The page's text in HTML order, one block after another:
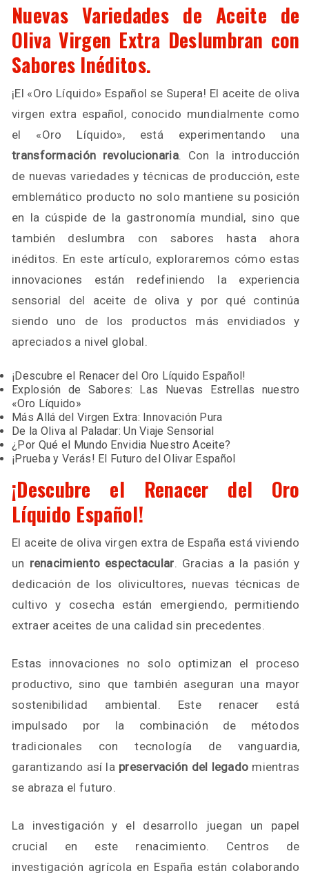
Nuevas Variedades de Aceite de
Oliva Virgen Extra Deslumbran con
Sabores Inéditos.
¡El «Oro Líquido» Español se Supera! El aceite de oliva
virgen extra español, conocido mundialmente como
el «Oro Líquido», está experimentando una
transformación revolucionaria. Con la introducción
de nuevas variedades y técnicas de producción, este
emblemático producto no solo mantiene su posición
en la cúspide de la gastronomía mundial, sino que
también deslumbra con sabores hasta ahora
inéditos. En este artículo, exploraremos cómo estas
innovaciones están redefiniendo la experiencia
sensorial del aceite de oliva y por qué continúa
siendo uno de los productos más envidiados y
apreciados a nivel global.
¡Descubre el Renacer del Oro Líquido Español!
Explosión de Sabores: Las Nuevas Estrellas nuestro
«Oro Líquido»
Más Allá del Virgen Extra: Innovación Pura
De la Oliva al Paladar: Un Viaje Sensorial
¿Por Qué el Mundo Envidia Nuestro Aceite?
¡Prueba y Verás! El Futuro del Olivar Español
¡Descubre el Renacer del Oro
Líquido Español!
El aceite de oliva virgen extra de España está viviendo
un renacimiento espectacular. Gracias a la pasión y
dedicación de los olivicultores, nuevas técnicas de
cultivo y cosecha están emergiendo, permitiendo
extraer aceites de una calidad sin precedentes.
Estas innovaciones no solo optimizan el proceso
productivo, sino que también aseguran una mayor
sostenibilidad ambiental. Este renacer está
impulsado por la combinación de métodos
tradicionales con tecnología de vanguardia,
garantizando así la preservación del legado mientras
se abraza el futuro.
La investigación y el desarrollo juegan un papel
crucial en este renacimiento. Centros de
investigación agrícola en España están colaborando